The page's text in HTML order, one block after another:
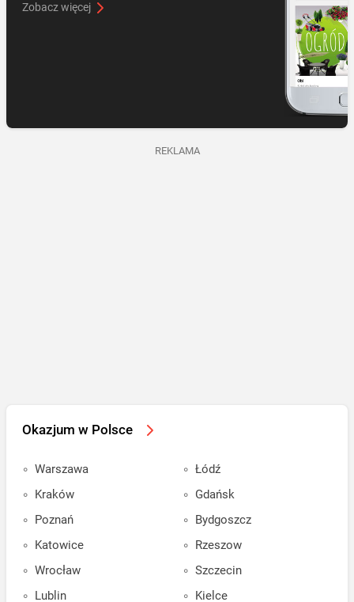
Zobacz więcej
REKLAMA
Okazjum w Polsce
Warszawa
Kraków
Poznań
Katowice
Wrocław
Lublin
Łódź
Gdańsk
Bydgoszcz
Rzeszow
Szczecin
Kielce